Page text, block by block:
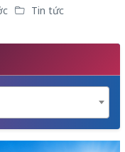
Tin tức